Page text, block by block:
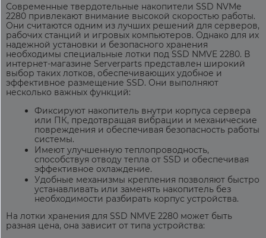
Современные твердотельные накопители SSD NVMe
2280 привлекают внимание высокой скоростью работы.
Они считаются одним из лучших решений для серверов,
рабочих станций и игровых компьютеров. Однако для их
надежной установки и безопасного хранения
необходимы специальные лотки под SSD NMVE 2280. В
интернет-магазине Serverparts представлен широкий
выбор таких лотков, обеспечивающих удобное и
эффективное размещение SSD. Они выполняют
несколько важных функций:
Фиксируют накопитель внутри корпуса сервера
или ПК, предотвращая вибрации и механические
повреждения и обеспечивая безопасность работы
системы.
Имеют улучшенную теплопроводность,
способствуя отводу тепла от SSD и обеспечивая
эффективное охлаждение.
Удобные механизмы крепления позволяют быстро
устанавливать или заменять накопитель без
необходимости разбирать корпус устройства.
На лотки хранения для SSD NMVE 2280 может быть
разная цена, она зависит от типа устройства: